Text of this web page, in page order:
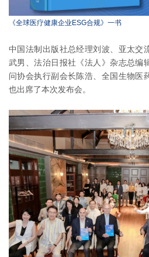
《全球医疗健康企业ESG合规》一书
中国法制出版社总经理刘波、亚太交
武男、法治日报社《法人》杂志总编
问协会执行副会长陈浩、全国生物医
也出席了本次发布会。